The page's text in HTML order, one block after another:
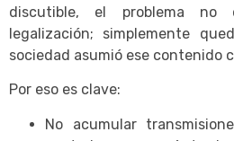
discutible, el problema no
legalización; simplemente
sociedad asumió ese contenido
Por eso es clave:
No acumular